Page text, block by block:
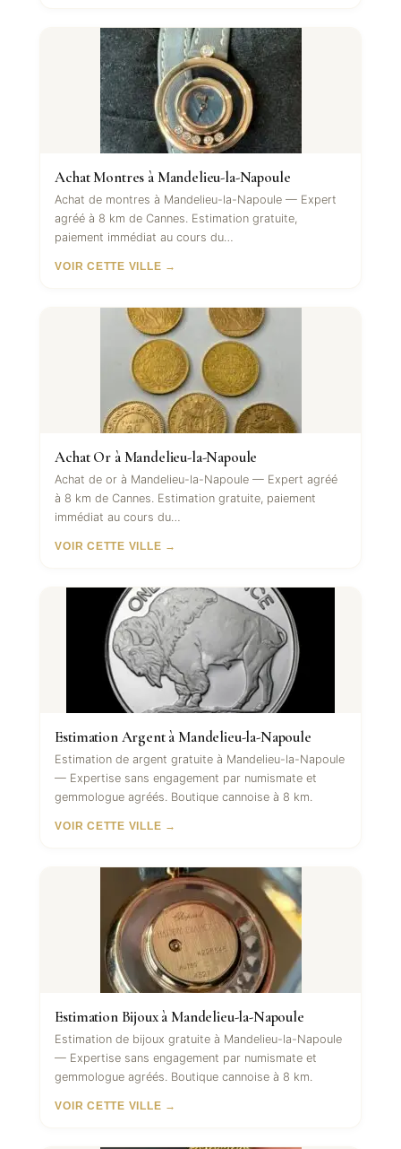
Achat Montres à Mandelieu-la-Napoule
Achat de montres à Mandelieu-la-Napoule — Expert
agréé à 8 km de Cannes. Estimation gratuite,
paiement immédiat au cours du…
VOIR CETTE VILLE →
Achat Or à Mandelieu-la-Napoule
Achat de or à Mandelieu-la-Napoule — Expert agréé
à 8 km de Cannes. Estimation gratuite, paiement
immédiat au cours du…
VOIR CETTE VILLE →
Estimation Argent à Mandelieu-la-Napoule
Estimation de argent gratuite à Mandelieu-la-Napoule
— Expertise sans engagement par numismate et
gemmologue agréés. Boutique cannoise à 8 km.
VOIR CETTE VILLE →
Estimation Bijoux à Mandelieu-la-Napoule
Estimation de bijoux gratuite à Mandelieu-la-Napoule
— Expertise sans engagement par numismate et
gemmologue agréés. Boutique cannoise à 8 km.
VOIR CETTE VILLE →